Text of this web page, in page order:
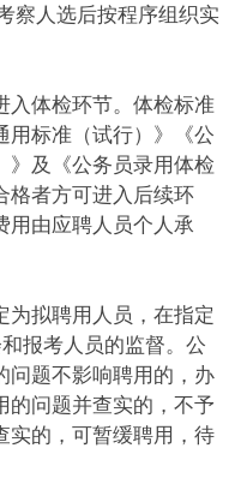
察人选后按程序组织实
入体检环节。体检标准
用标准（试行）》《公
》及《公务员录用体检
格者方可进入后续环
用由应聘人员个人承
为拟聘用人员，在指定
报考人员的监督。公
问题不影响聘用的，办
的问题并查实的，不予
实的，可暂缓聘用，待